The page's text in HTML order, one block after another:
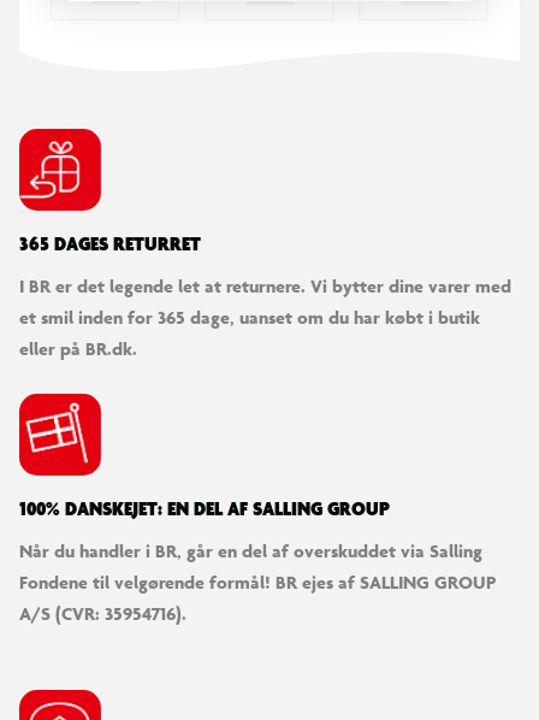
365 DAGES RETURRET
I BR er det legende let at returnere. Vi bytter dine varer med
et smil inden for 365 dage, uanset om du har købt i butik
eller på BR.dk.
100% DANSKEJET: EN DEL AF SALLING GROUP
Når du handler i BR, går en del af overskuddet via Salling
Fondene til velgørende formål! BR ejes af SALLING GROUP
A/S (CVR: 35954716).